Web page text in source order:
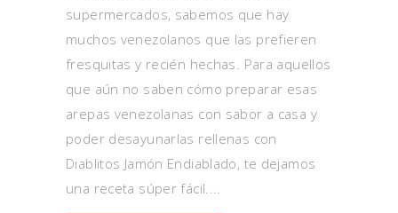
supermercados, sabemos que hay
muchos venezolanos que las prefieren
fresquitas y recién hechas. Para aquellos
que aún no saben cómo preparar esas
arepas venezolanas con sabor a casa y
poder desayunarlas rellenas con
Diablitos Jamón Endiablado, te dejamos
una receta súper fácil.